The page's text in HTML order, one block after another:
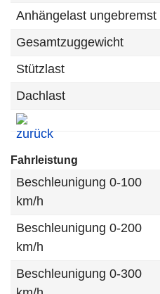
Anhängelast ungebremst
Gesamtzuggewicht
Stützlast
Dachlast
Fahrleistung
Beschleunigung 0-100
km/h
Beschleunigung 0-200
km/h
Beschleunigung 0-300